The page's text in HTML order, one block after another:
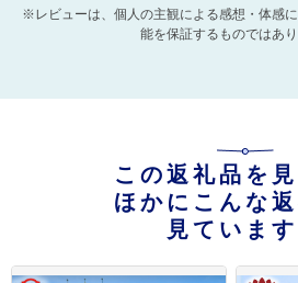
※レビューは、個人の主観による感想・体感
能を保証するものではあり
この返礼品を
ほかにこんな
見ています